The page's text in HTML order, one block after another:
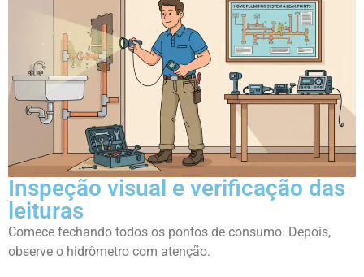
Inspeção visual e verificação das
leituras
Comece fechando todos os pontos de consumo. Depois,
observe o hidrômetro com atenção.